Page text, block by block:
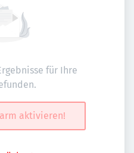
für Ihre
aktivieren!